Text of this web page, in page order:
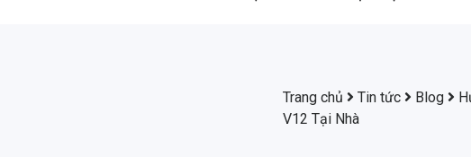
Trang chủ Tin tức Blog
V12 Tại Nhà